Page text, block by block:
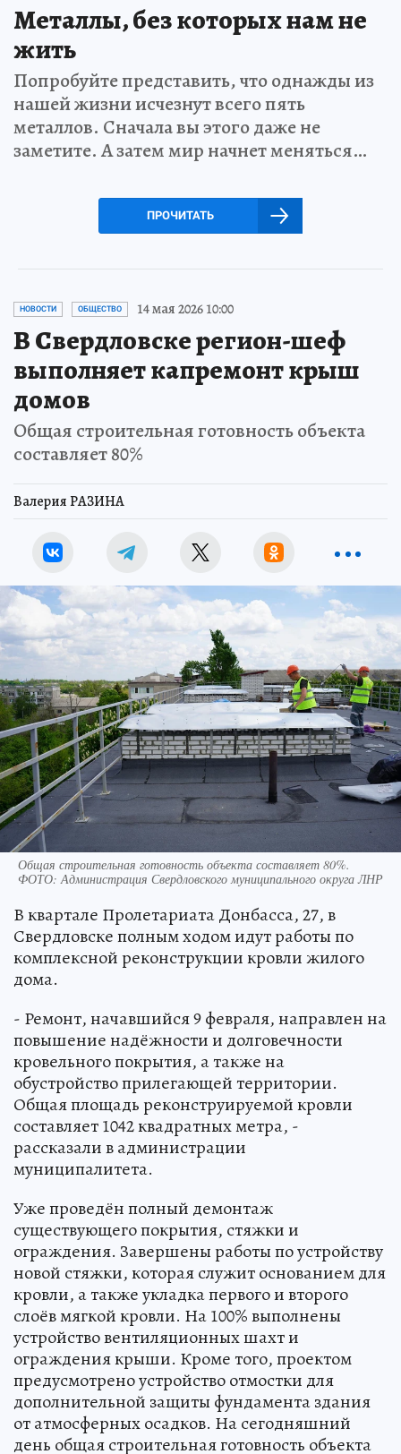
Металлы, без которых нам не
жить
Попробуйте представить, что однажды из
нашей жизни исчезнут всего пять
металлов. Сначала вы этого даже не
заметите. А затем мир начнет меняться…
ПРОЧИТАТЬ
НОВОСТИ ОБЩЕСТВО 14 мая 2026 10:00
В Свердловске регион-шеф
выполняет капремонт крыш
домов
Общая строительная готовность объекта
составляет 80%
Валерия РАЗИНА
Общая строительная готовность объекта составляет 80%.
ФОТО: Администрация Свердловского муниципального округа ЛНР
В квартале Пролетариата Донбасса, 27, в
Свердловске полным ходом идут работы по
комплексной реконструкции кровли жилого
дома.
- Ремонт, начавшийся 9 февраля, направлен на
повышение надёжности и долговечности
кровельного покрытия, а также на
обустройство прилегающей территории.
Общая площадь реконструируемой кровли
составляет 1042 квадратных метра, -
рассказали в администрации
муниципалитета.
Уже проведён полный демонтаж
существующего покрытия, стяжки и
ограждения. Завершены работы по устройству
новой стяжки, которая служит основанием для
кровли, а также укладка первого и второго
слоёв мягкой кровли. На 100% выполнены
устройство вентиляционных шахт и
ограждения крыши. Кроме того, проектом
предусмотрено устройство отмостки для
дополнительной защиты фундамента здания
от атмосферных осадков. На сегодняшний
день общая строительная готовность объекта